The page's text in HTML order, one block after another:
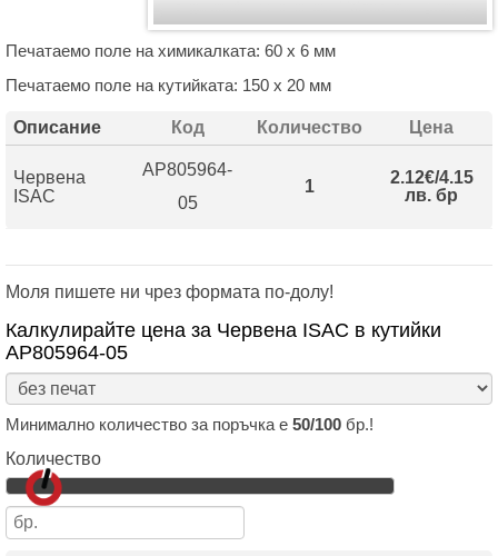
Печатаемо поле на химикалката: 60 х 6 мм
Печатаемо поле на кутийката: 150 х 20 мм
Описание Код Количество Цена
Червена
ISAC
AP805964-
05
1
2.12€/4.15
лв. бр
Моля пишете ни чрез формата по-долу!
Калкулирайте цена за Червена ISAC в кутийки
AP805964-05
Минимално количество за поръчка е 50/100 бр.!
Количество